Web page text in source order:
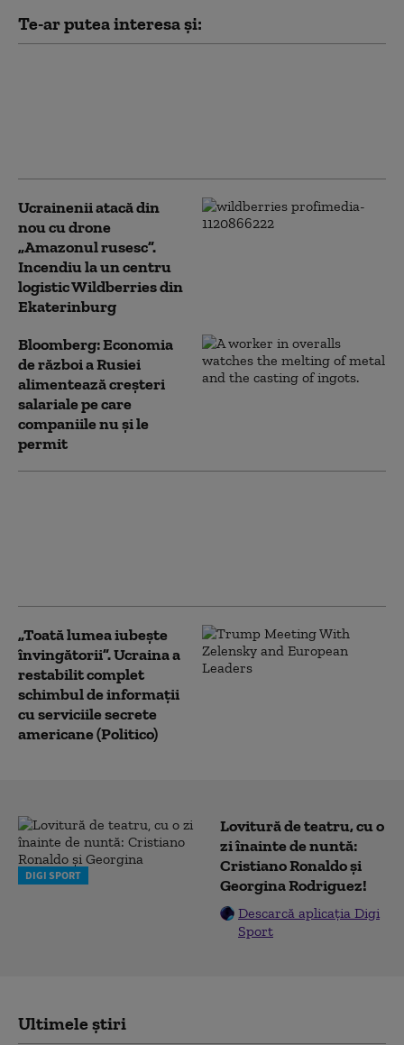
Te-ar putea interesa și:
Ucrainenii atacă din
nou cu drone
„Amazonul rusesc”.
Incendiu la un centru
logistic Wildberries din
Ekaterinburg
Bloomberg: Economia
de război a Rusiei
alimentează creşteri
salariale pe care
companiile nu şi le
permit
„Toată lumea iubește
învingătorii”. Ucraina a
restabilit complet
schimbul de informații
cu serviciile secrete
americane (Politico)
DIGI SPORT
Lovitură de teatru, cu o
zi înainte de nuntă:
Cristiano Ronaldo și
Georgina Rodriguez!
Descarcă aplicația Digi
Sport
Ultimele știri